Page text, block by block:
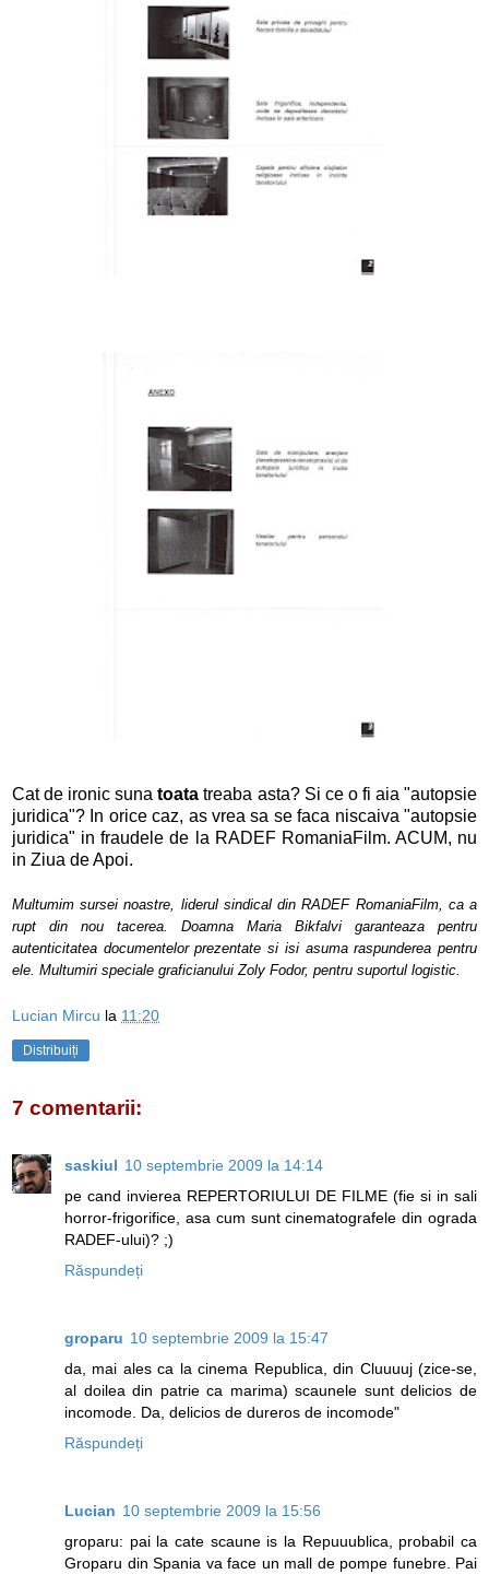
Cat de ironic sunatoata treaba asta? Si ce o fi aia "autopsie
juridica"? In orice caz, as vrea sa se faca niscaiva "autopsie
juridica" in fraudele de la RADEF RomaniaFilm. ACUM, nu
in Ziua de Apoi.
Multumim sursei noastre, liderul sindical din RADEF RomaniaFilm, ca a
rupt din nou tacerea. Doamna Maria Bikfalvi garanteaza pentru
autenticitatea documentelor prezentate si isi asuma raspunderea pentru
ele. Multumiri speciale graficianului Zoly Fodor, pentru suportul logistic.
Lucian Mircu la 11:20
Distribuiți
7 comentarii:
saskiul 10 septembrie 2009 la 14:14
pe cand invierea REPERTORIULUI DE FILME (fie si in sali
horror-frigorifice, asa cum sunt cinematografele din ograda
RADEF-ului)? ;)
Răspundeți
groparu 10 septembrie 2009 la 15:47
da, mai ales ca la cinema Republica, din Cluuuuj (zice-se,
al doilea din patrie ca marima) scaunele sunt delicios de
incomode. Da, delicios de dureros de incomode"
Răspundeți
Lucian 10 septembrie 2009 la 15:56
groparu: pai la cate scaune is la Repuuublica, probabil ca
Groparu din Spania va face un mall de pompe funebre. Pai